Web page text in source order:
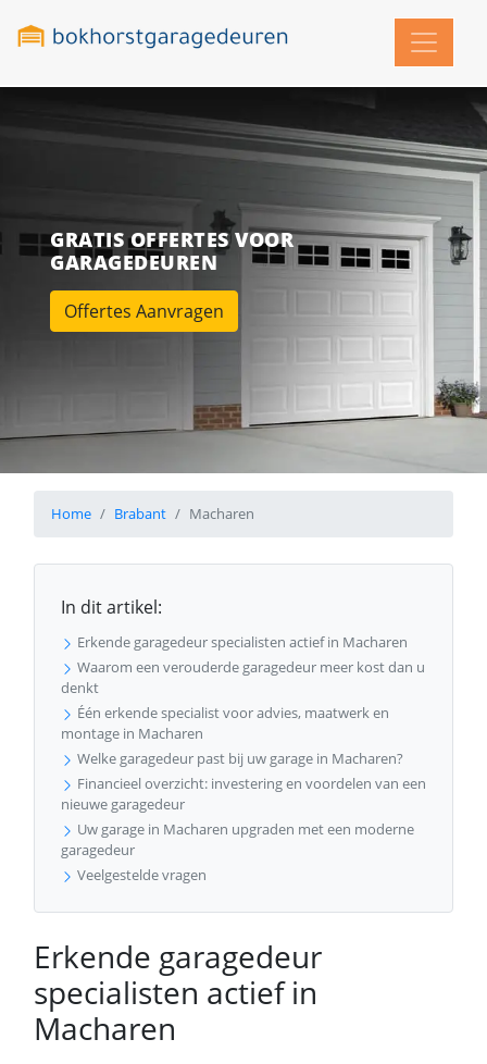
GRATIS OFFERTES VOOR
GARAGEDEUREN
Offertes Aanvragen
Home Brabant Macharen
In dit artikel:
Erkende garagedeur specialisten actief in Macharen
Waarom een verouderde garagedeur meer kost dan u
denkt
Één erkende specialist voor advies, maatwerk en
montage in Macharen
Welke garagedeur past bij uw garage in Macharen?
Financieel overzicht: investering en voordelen van een
nieuwe garagedeur
Uw garage in Macharen upgraden met een moderne
garagedeur
Veelgestelde vragen
Erkende garagedeur
specialisten actief in
Macharen